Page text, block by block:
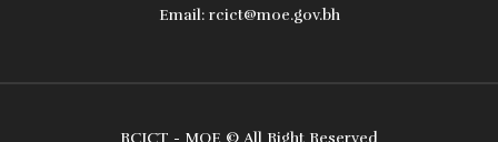
Email:rcict@moe.gov.bh
RCICT - MOE © All Right Reserved